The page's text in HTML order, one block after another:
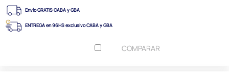
Envío GRATIS CABA y GBA
ENTREGA en 96HS exclusivo CABA y GBA
COMPARAR